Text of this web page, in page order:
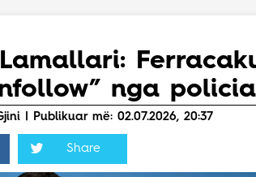
Live
nga policia
| Publikuar më: 02.07.2026, 20:37
Share